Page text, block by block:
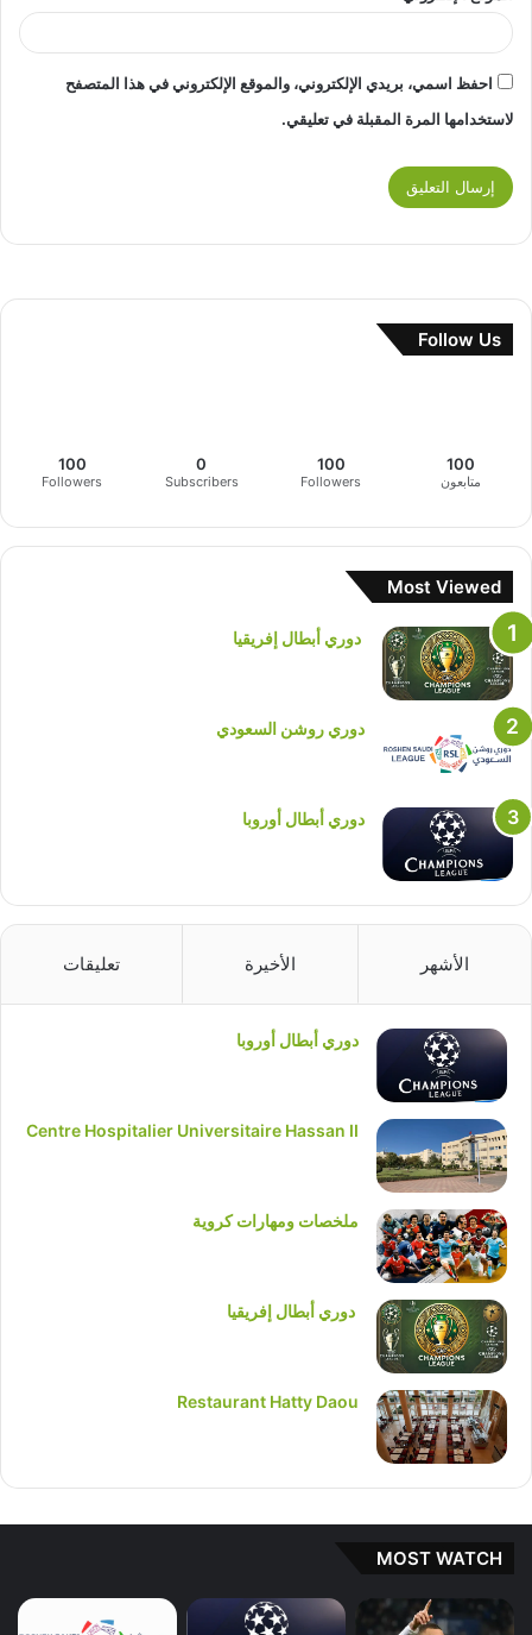
احفظ اسمي، بريدي الإلكتروني، والموقع الإلكتروني في هذا المتصفح
لاستخدامها المرة المقبلة في تعليقي.
Follow Us
100
متابعون
100
Followers
0
Subscribers
100
Followers
Most Viewed
دوري أبطال إفريقيا
دوري روشن السعودي
دوري أبطال أوروبا
الأشهر الأخيرة تعليقات
دوري أبطال أوروبا
Centre Hospitalier Universitaire Hassan II
ملخصات ومهارات كروية
دوري أبطال إفريقيا
Restaurant Hatty Daou
MOST WATCH